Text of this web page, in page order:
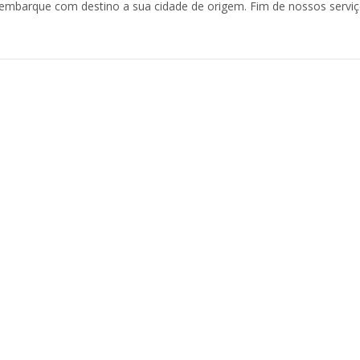
com destino a sua cidade de origem. Fim de nossos